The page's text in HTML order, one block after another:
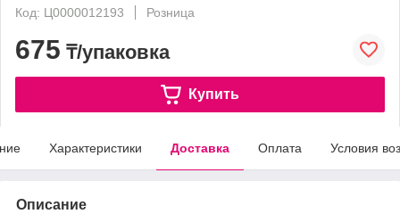
Код: Ц0000012193
Розница
675 ₸/упаковка
Купить
Характеристики Доставка Оплата Условия
Описание